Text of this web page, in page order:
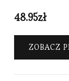
48.95zł
ZOBACZ